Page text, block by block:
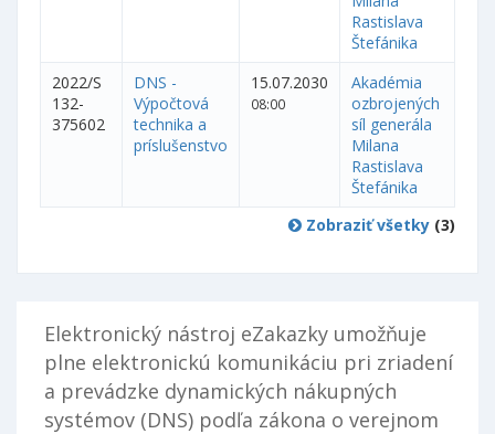
Rastislava
Štefánika
2022/S
132-
375602
DNS -
Výpočtová
technika a
príslušenstvo
15.07.2030
08:00
Akadémia
ozbrojených
síl generála
Milana
Rastislava
Štefánika
Zobraziť všetky (3)
Elektronický nástroj eZakazky umožňuje
plne elektronickú komunikáciu pri zriadení
a prevádzke dynamických nákupných
systémov (DNS) podľa zákona o verejnom